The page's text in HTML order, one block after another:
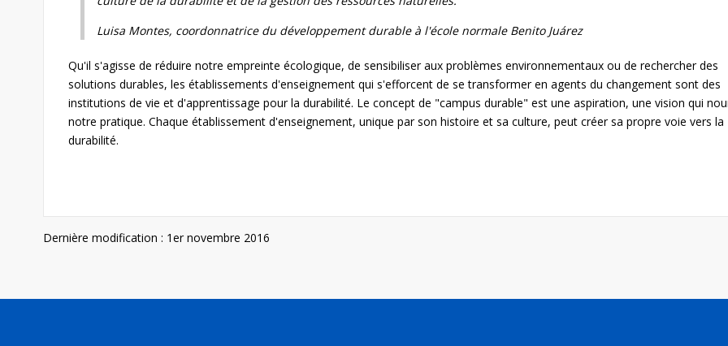
Luisa Montes, coordonnatrice du développement durable à l'école normale Benito Juárez
Qu'il s'agisse de réduire notre empreinte écologique, de sensibiliser aux problèmes environnementaux ou de rechercher des
solutions durables, les établissements d'enseignement qui s'efforcent de se transformer en agents du changement sont des
institutions de vie et d'apprentissage pour la durabilité. Le concept de "campus durable" est une aspiration, une vision qui
notre pratique. Chaque établissement d'enseignement, unique par son histoire et sa culture, peut créer sa propre voie vers la
durabilité.
Dernière modification : 1er novembre 2016